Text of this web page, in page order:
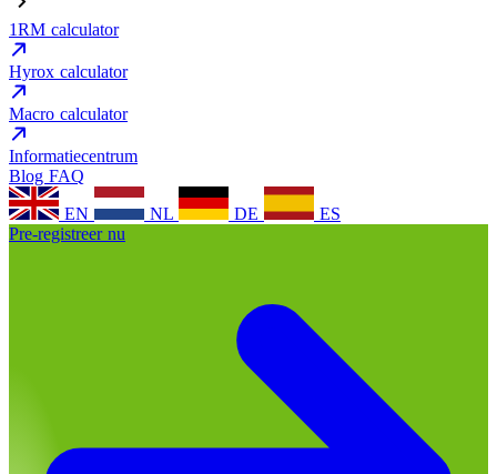
1RM calculator
Hyrox calculator
Macro calculator
Informatiecentrum
Blog FAQ
EN
NL DE
ES
Pre-registreer nu